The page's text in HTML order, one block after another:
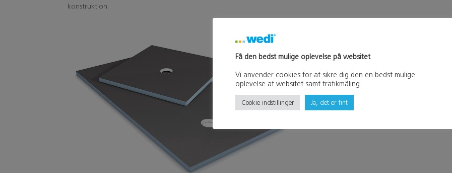
konstruktion.
Få den bedst mulige oplevelse på websitet
Vi anvender cookies for at sikre dig den en bedst mulige
oplevelse af websitet samt trafikmåling
Cookie indstillinger Ja, det er fint